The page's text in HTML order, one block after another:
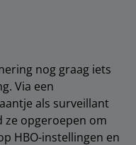
nog graag iets
Via een
als surveillant
ze opgeroepen om
HBO-instellingen en